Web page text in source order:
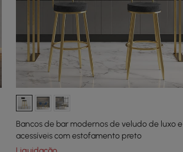
Bancos de bar modernos de veludo de luxo e
acessíveis com estofamento preto